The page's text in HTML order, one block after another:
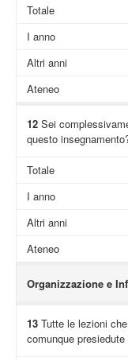
Totale
I anno
Altri anni
Ateneo
12Sei
questo
Totale
I anno
Altri anni
Ateneo
Organizzazione e
13Tutte le lezioni
comunque